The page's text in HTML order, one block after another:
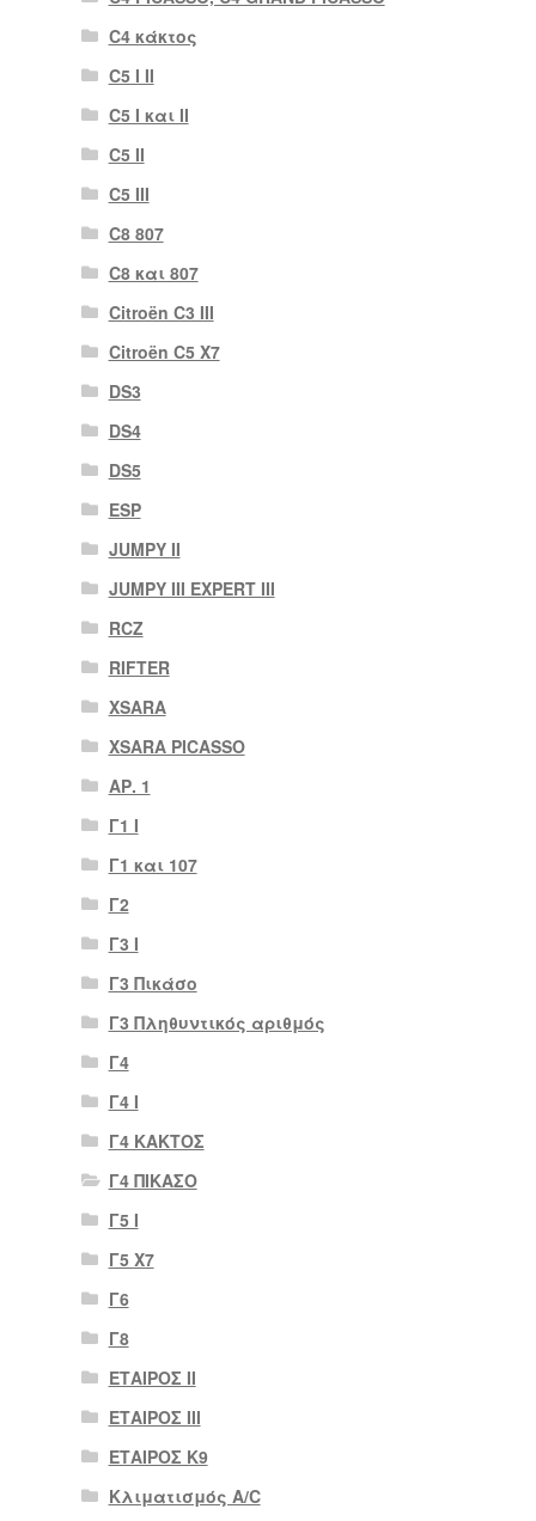
C4 κάκτος
C5 I II
C5 I και II
C5 II
C5 III
C8 807
C8 και 807
Citroën C3 III
Citroën C5 X7
DS3
DS4
DS5
ESP
JUMPY II
JUMPY III EXPERT III
RCZ
RIFTER
XSARA
XSARA PICASSO
ΑΡ. 1
Γ1 Ι
Γ1 και 107
Γ2
Γ3 Ι
Γ3 Πικάσο
Γ3 Πληθυντικός αριθμός
Γ4
Γ4 Ι
Γ4 ΚΑΚΤΟΣ
Γ4 ΠΙΚΑΣΟ
Γ5 Ι
Γ5 Χ7
Γ6
Γ8
ΕΤΑΙΡΟΣ II
ΕΤΑΙΡΟΣ III
ΕΤΑΙΡΟΣ Κ9
Κλιματισμός A/C